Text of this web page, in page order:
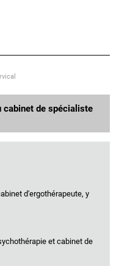
cabinet de spécialiste
d'ergothérapeute, y
et cabinet de